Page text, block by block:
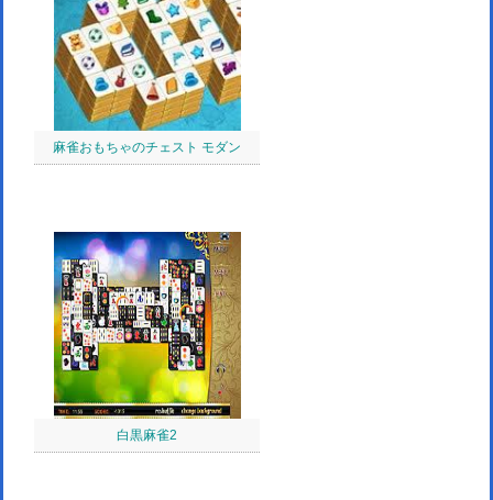
麻雀おもちゃのチェスト モダン
白黒麻雀2